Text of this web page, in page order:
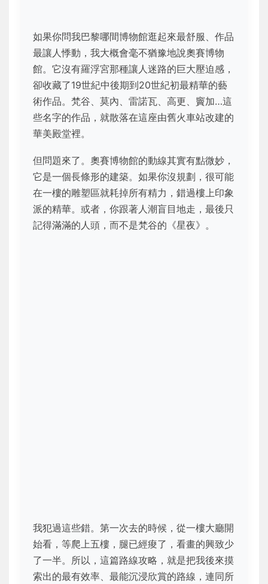
如果你問我巴黎哪間博物館逛起來最舒服、作品
最讓人悸動，我大概會毫不猶豫地說奧賽博物
館。它沒有羅浮宮那種讓人迷路的巨大壓迫感，
卻收藏了19世紀中後期到20世紀初最精華的藝
術作品。梵谷、莫內、雷諾瓦、高更、竇加…這
些名字的作品，就散落在這座由舊火車站改建的
華美殿堂裡。
但問題來了。奧賽博物館的動線其實有點微妙，
它是一個長條形的建築。如果你沒規劃，很可能
在一樓的雕塑區就耗掉所有精力，錯過樓上印象
派的精華。或者，你跟著人潮盲目地走，最後只
記得滿滿的人頭，而不是梵谷的《星夜》。
我犯過這些錯。第一次去的時候，從一樓大廳開
始看，等爬上五樓，腿已經痠了，看畫的興致少
了一半。所以，這篇路線攻略，就是把我後來摸
索出的最有效率、最能沉浸欣賞的路線，連同所